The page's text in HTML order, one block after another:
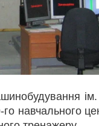
навчального